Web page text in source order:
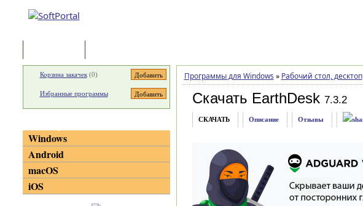
Программы для Windows » Рабочий стол, десктоп
Скачать EarthDesk 7.3.2
СКАЧАТЬ Описание Отзывы
Корзина закачек(0)
Избранные программы
Windows
Android
macOS
iOS